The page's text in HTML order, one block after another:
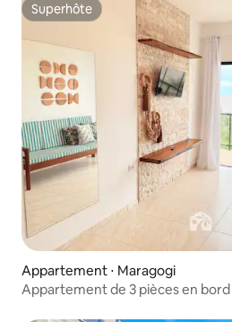
Superhôte
Superhôte
Appartement ⋅ Maragogi
Appartement de 3 pièces en bord